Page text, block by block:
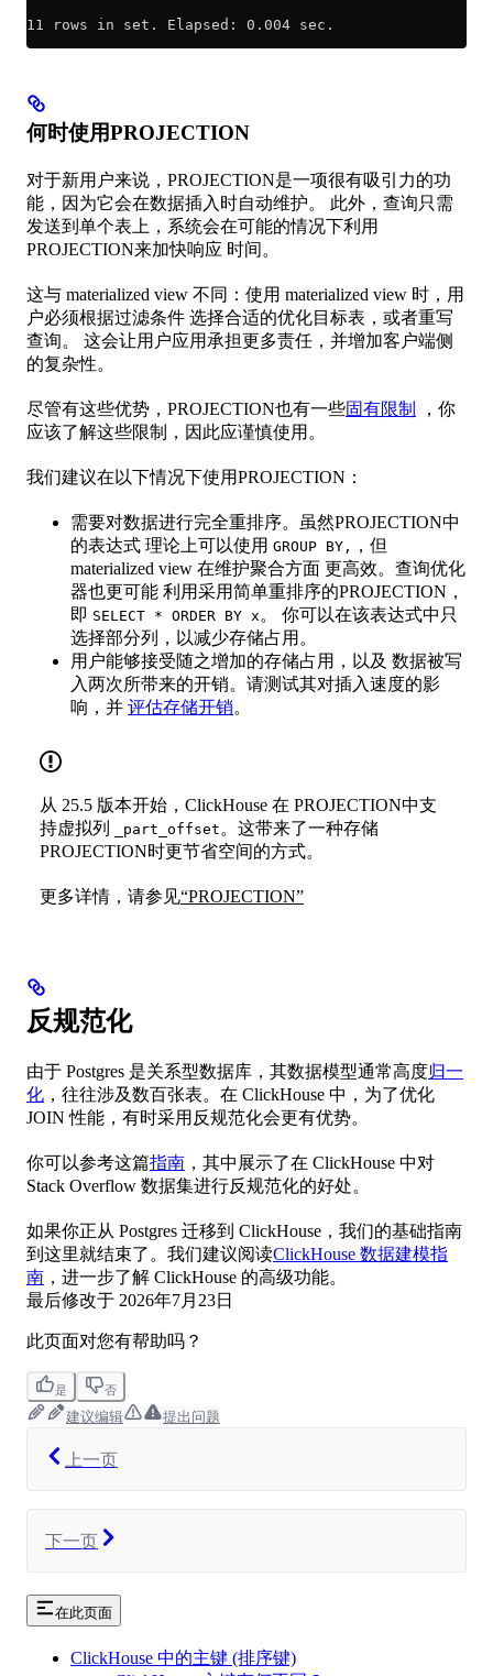
11 rows in set. Elapsed: 0.004 sec.
何时使用PROJECTION
对于新用户来说，PROJECTION是一项很有吸引力的功
能，因为它会在数据插入时自动维护。 此外，查询只需
发送到单个表上，系统会在可能的情况下利用
PROJECTION来加快响应 时间。
这与 materialized view 不同：使用 materialized view 时，用
户必须根据过滤条件 选择合适的优化目标表，或者重写
查询。 这会让用户应用承担更多责任，并增加客户端侧
的复杂性。
尽管有这些优势，PROJECTION也有一些固有限制
，你
应该了解这些限制，因此应谨慎使用。
我们建议在以下情况下使用PROJECTION：
需要对数据进行完全重排序。虽然PROJECTION中
的表达式 理论上可以使用 GROUP BY,
，但
materialized view 在维护聚合方面 更高效。查询优化
器也更可能 利用采用简单重排序的PROJECTION，
即 SELECT * ORDER BY x 。 你可以在该表达式中只
选择部分列，以减少存储占用。
用户能够接受随之增加的存储占用，以及 数据被写
入两次所带来的开销。请测试其对插入速度的影
响，并 评估存储开销。
从 25.5 版本开始，ClickHouse 在 PROJECTION中支
持虚拟列
_part_offset 。这带来了一种存储
PROJECTION时更节省空间的方式。
更多详情，请参见“PROJECTION”
反规范化
由于 Postgres 是关系型数据库，其数据模型通常高度归一
化 ，往往涉及数百张表。在 ClickHouse 中，为了优化
JOIN 性能，有时采用反规范化会更有优势。
你可以参考这篇指南 ，其中展示了在 ClickHouse 中对
Stack Overflow 数据集进行反规范化的好处。
如果你正从 Postgres 迁移到 ClickHouse，我们的基础指南
到这里就结束了。我们建议阅读ClickHouse 数据建模指
南 ，进一步了解 ClickHouse 的高级功能。
最后修改于 2026年7月23日
此页面对您有帮助吗？
是 否
建议编辑 提出问题
上一页
下一页
在此页面
ClickHouse 中的主键 (排序键)